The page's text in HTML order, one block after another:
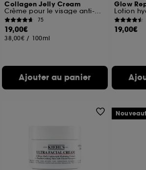
Collagen Jelly Cream
Crème pour le visage anti-âges
75
19,00€
38,00€ / 100ml
Ajouter au panier
Glow
Lotion
19,00€